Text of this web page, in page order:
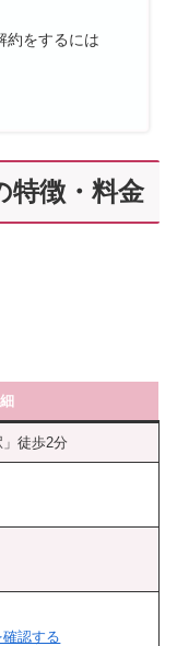
約をするには
特徴・料金
徒歩2分
認する